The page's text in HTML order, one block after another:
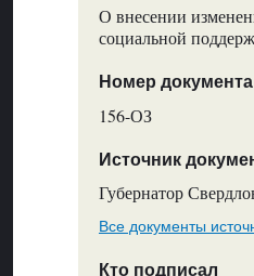
О внесении
социальной
Номер документа
156-ОЗ
Источник
Губернатор
Все документы
Кто подписал